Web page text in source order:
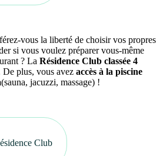
vous la liberté de choisir vos propres
si vous voulez préparer vous-même
? La Résidence Club classée 4
De plus, vous avez accès à la piscine
(sauna, jacuzzi, massage) !
Club